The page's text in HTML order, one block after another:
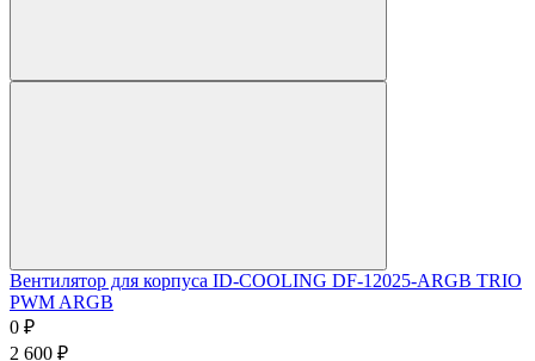
Вентилятор для корпуса ID-COOLING DF-12025-ARGB TRIO
PWM ARGB
0 ₽
2 600 ₽